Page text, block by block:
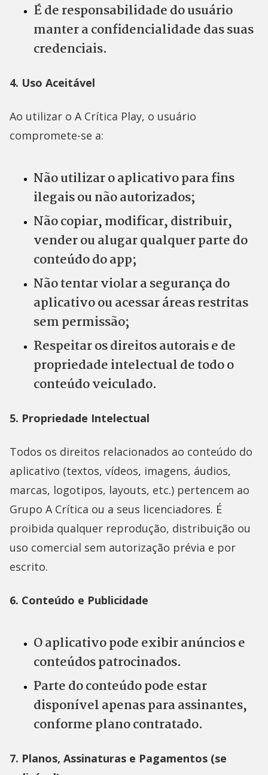
É de responsabilidade do usuário
manter a confidencialidade das suas
credenciais.
4. Uso Aceitável
Ao utilizar o A Crítica Play, o usuário
compromete-se a:
Não utilizar o aplicativo para fins
ilegais ou não autorizados;
Não copiar, modificar, distribuir,
vender ou alugar qualquer parte do
conteúdo do app;
Não tentar violar a segurança do
aplicativo ou acessar áreas restritas
sem permissão;
Respeitar os direitos autorais e de
propriedade intelectual de todo o
conteúdo veiculado.
5. Propriedade Intelectual
Todos os direitos relacionados ao conteúdo do
aplicativo (textos, vídeos, imagens, áudios,
marcas, logotipos, layouts, etc.) pertencem ao
Grupo A Crítica ou a seus licenciadores. É
proibida qualquer reprodução, distribuição ou
uso comercial sem autorização prévia e por
escrito.
6. Conteúdo e Publicidade
O aplicativo pode exibir anúncios e
conteúdos patrocinados.
Parte do conteúdo pode estar
disponível apenas para assinantes,
conforme plano contratado.
7. Planos, Assinaturas e Pagamentos (se